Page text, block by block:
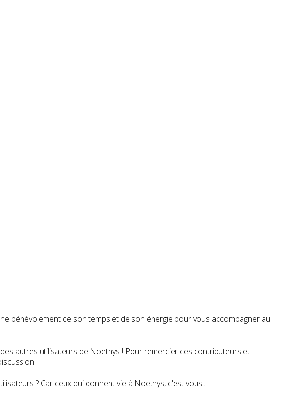
bénévolement de son temps et de son énergie pour vous accompagner au
autres utilisateurs de Noethys ! Pour remercier ces contributeurs et
? Car ceux qui donnent vie à Noethys, c'est vous...